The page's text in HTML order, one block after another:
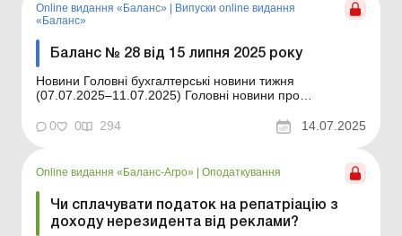
Online видання «Баланс» | Випуски online видання
«Баланс»
Баланс № 28 від 15 липня 2025 року
Новини Головні бухгалтерські новини тижня
(07.07.2025–11.07.2025) Головні новини про
щодня Зміст номеру Оподаткування Читати Нова
декларація з податку на прибуток: за якою формою
0 0 294 14.07.2025
Online видання «Баланс-Агро» Оподаткування
Чи сплачувати податок на репатріацію з
доходу нерезидента від реклами?